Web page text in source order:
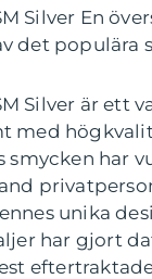
Silver En
det populära
Silver är ett
med
smycken har
unika
har gjort